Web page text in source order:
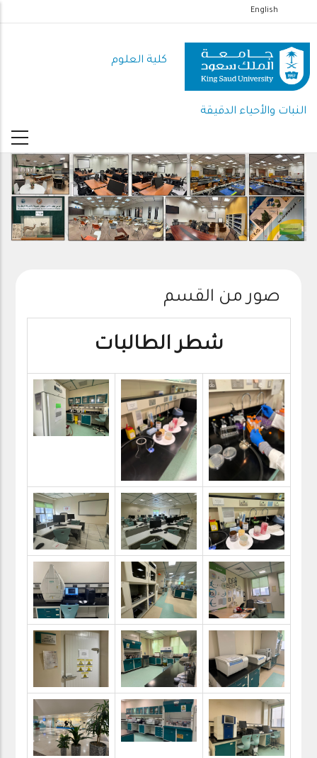
إلى
المحتوى
الرئيسي
English
كلية العلوم
النبات والأحياء الدقيقة
صور من القسم
شطر الطالبات